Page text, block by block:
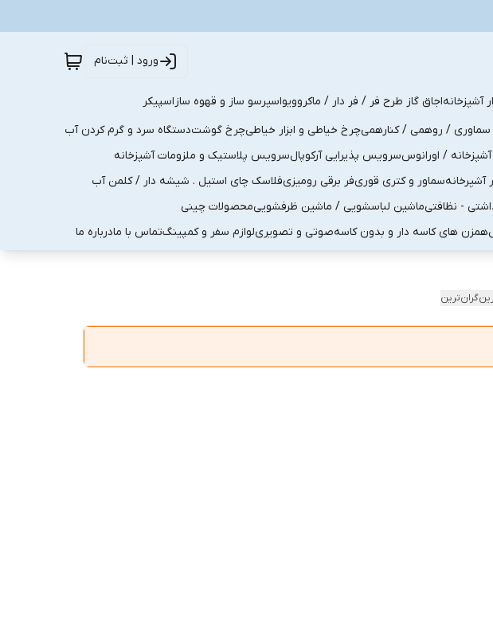
ورود | ثبت‌نام
آشپزخانهاجاق گاز طرح فر / فر دار / ماکروویواسپرسو ساز و قهوه سازاسپیکر
سماوری / روهمی / کنارهمیچرخ خیاطی و ابزار خیاطیچرخ گوشتدستگاه سرد و گرم کردن آب
/ اورانوسسرویس پذیرایی آرکوپالسرویس پلاستیک و ملزومات آشپزخانه
سماور و کتری قوریفر برقی رومیزیفلاسک چای استیل . شیشه دار / کلمن آب
- نظافتیماشین لباسشویی / ماشین ظرفشوییمحصولات چینی
همزن های کاسه دار و بدون کاسهصوتی و تصویریلوازم سفر و کمپینگتماس با مادرباره ما
گران‌ترین